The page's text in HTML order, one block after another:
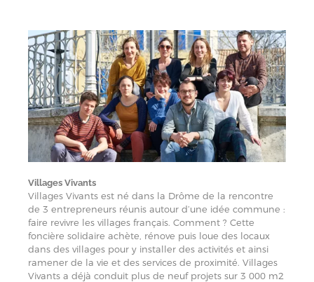
Villages Vivants
Villages Vivants est né dans la Drôme de la rencontre
de 3 entrepreneurs réunis autour d’une idée commune :
faire revivre les villages français. Comment ? Cette
foncière solidaire achète, rénove puis loue des locaux
dans des villages pour y installer des activités et ainsi
ramener de la vie et des services de proximité. Villages
Vivants a déjà conduit plus de neuf projets sur 3 000 m2